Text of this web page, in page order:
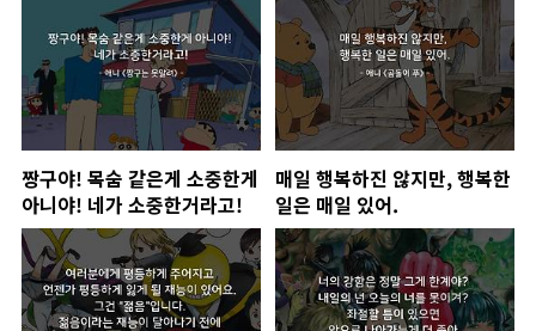
짱구야! 목숨 같은게 소중한게
아니야! 네가 소중한거라고!
매일 행복하진 않지만, 행복한
일은 매일 있어.